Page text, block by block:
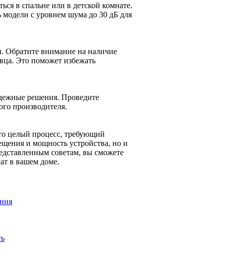
в спальне или в детской комнате.
с уровнем шума до 30 дБ для
Обратите внимание на наличие
Это поможет избежать
решения. Проведите
производителя.
целый процесс, требующий
и мощность устройства, но и
советам, вы сможете
в вашем доме.